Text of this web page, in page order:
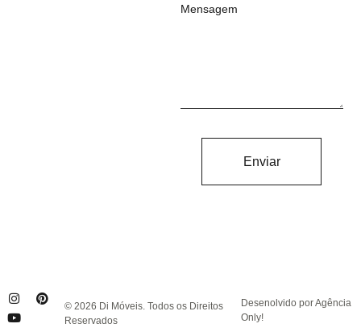
Mensagem
Enviar
© 2026 Di Móveis. Todos os Direitos
Reservados
Desenolvido por Agência
Only!